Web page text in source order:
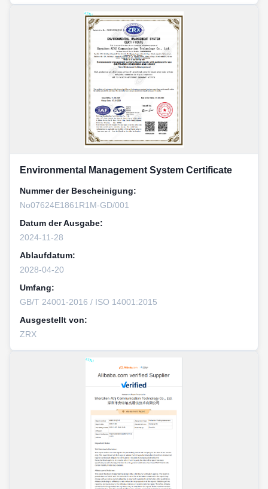
Environmental Management System Certificate
Nummer der Bescheinigung:
No07624E1861R1M-GD/001
Datum der Ausgabe:
2024-11-28
Ablaufdatum:
2028-04-20
Umfang:
GB/T 24001-2016 / ISO 14001:2015
Ausgestellt von:
ZRX